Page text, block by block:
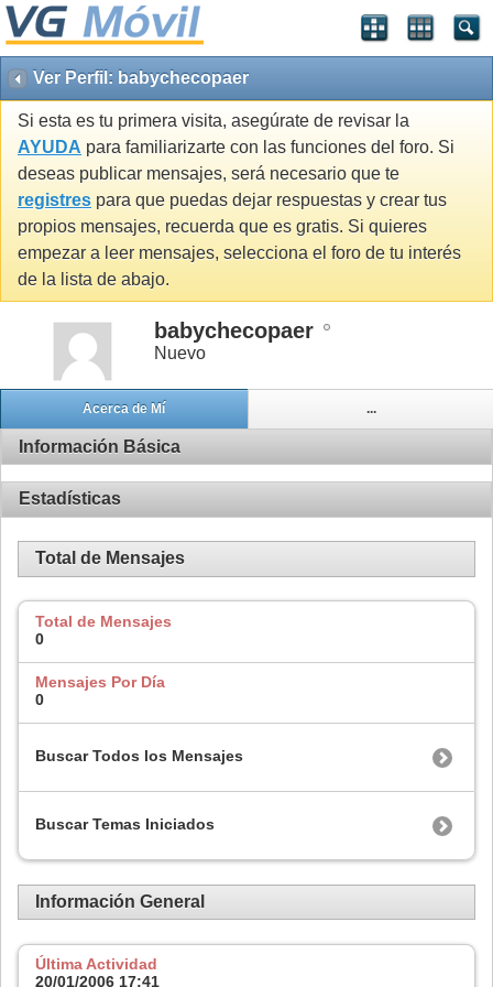
Ver Perfil: babychecopaer
Si esta es tu primera visita, asegúrate de revisar la
AYUDA para familiarizarte con las funciones del foro. Si
deseas publicar mensajes, será necesario que te
registres para que puedas dejar respuestas y crear tus
propios mensajes, recuerda que es gratis. Si quieres
empezar a leer mensajes, selecciona el foro de tu interés
de la lista de abajo.
babychecopaer
Nuevo
Acerca de Mí ...
Información Básica
Estadísticas
Total de Mensajes
Total de Mensajes
0
Mensajes Por Día
0
Buscar Todos los Mensajes
Buscar Temas Iniciados
Información General
Última Actividad
20/01/2006 17:41